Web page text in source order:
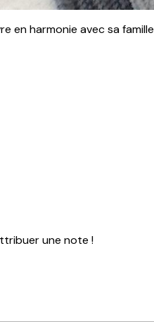
en harmonie avec sa famille
une note !